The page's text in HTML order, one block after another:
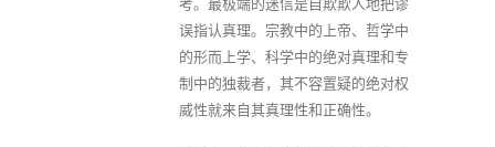
误指认真理。宗教中的上帝、哲学中
的形而上学、科学中的绝对真理和专
制中的独裁者，其不容置疑的绝对权
威性就来自其真理性和正确性。